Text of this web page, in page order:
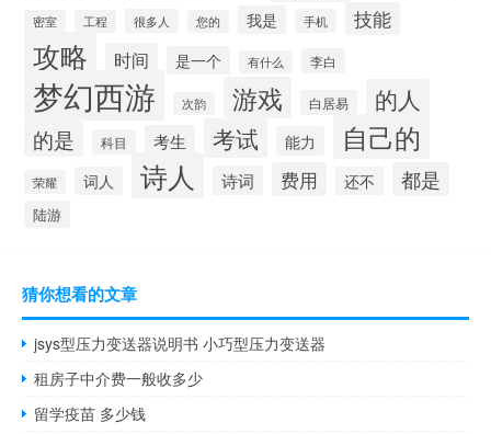
密室 工程 很多人 您的 我是 手机 技能
攻略 时间 是一个 有什么 李白
梦幻西游 次韵 游戏 白居易 的人
的是 科目 考生 考试 能力 自己的
荣耀 词人 诗人 诗词 费用 还不 都是
陆游
猜你想看的文章
jsys型压力变送器说明书 小巧型压力变送器
租房子中介费一般收多少
留学疫苗 多少钱